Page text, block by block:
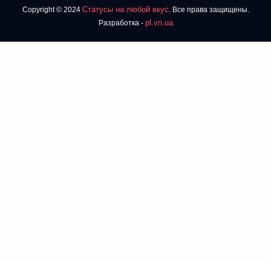
Copyright © 2024 Статусы на любой вкус. Все права защищены.
Разработка - pl.vn.ua